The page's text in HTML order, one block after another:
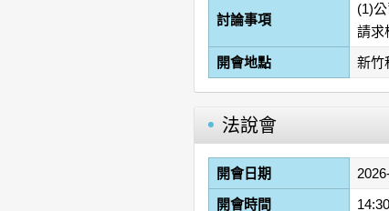
討論事項
(1)
請求
開會地點
新竹
法說會
開會日期
開會時間
14:30